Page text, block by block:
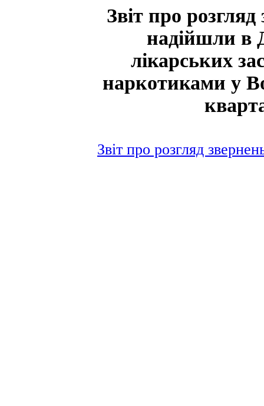
Звіт про
надійшли в
лікарських
наркотиками у
Звіт про розгляд